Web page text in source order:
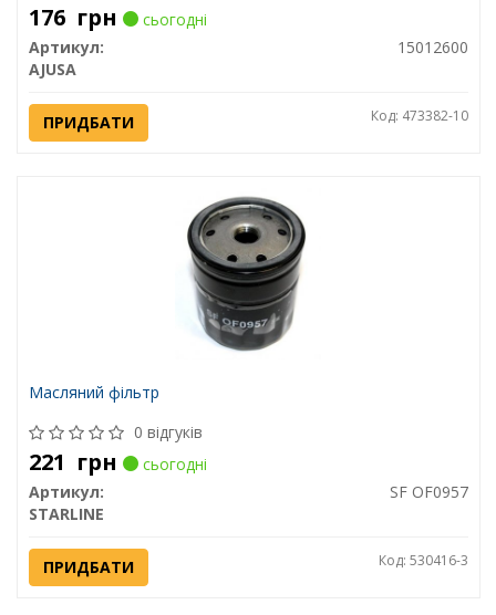
176 грн
сьогодні
Артикул:
15012600
AJUSA
ПРИДБАТИ Код: 473382-10
Масляний фільтр
0 відгуків
221 грн
сьогодні
Артикул:
SF OF0957
STARLINE
ПРИДБАТИ Код: 530416-3